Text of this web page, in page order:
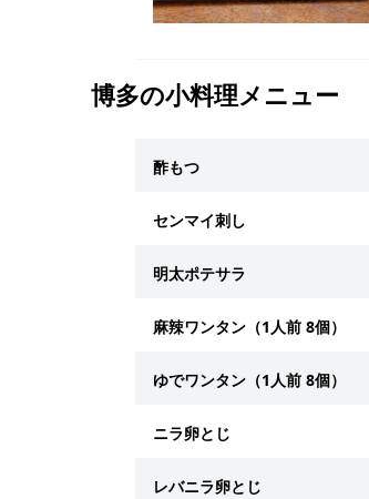
博多の小料理メニュー
酢もつ
センマイ刺し
明太ポテサラ
麻辣ワンタン（1人前 8個）
ゆでワンタン（1人前 8個）
ニラ卵とじ
レバニラ卵とじ